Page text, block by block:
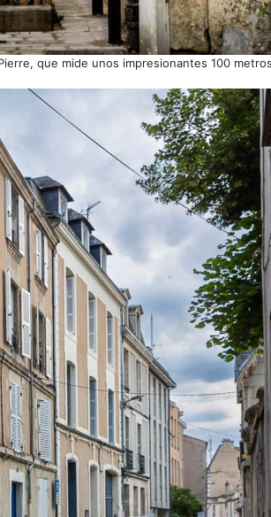
que mide unos impresionantes 100